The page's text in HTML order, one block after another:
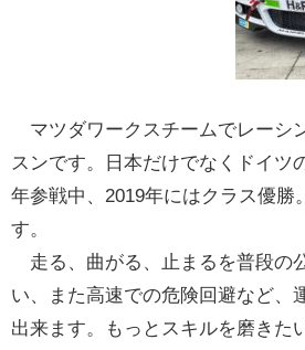
マツダワークスチームでレーシ
スンです。日本だけでなくドイツ
年参戦中、2019年にはクラス優
す。
走る、曲がる、止まるを普段の
い、また高速での危険回避など、
出来ます。もっとスキルを磨きた